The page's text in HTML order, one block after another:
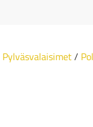
Pylväsvalaisimet/